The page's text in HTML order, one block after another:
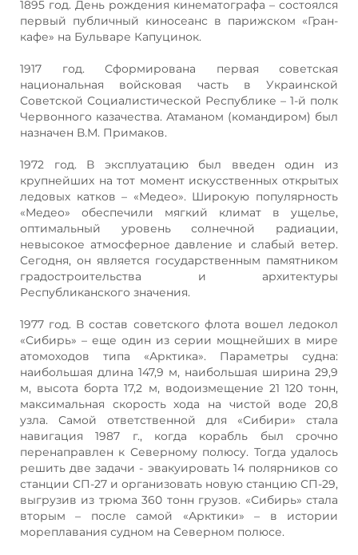
1895 год. День рождения кинематографа – состоялся
первый публичный киносеанс в парижском «Гран-
кафе» на Бульваре Капуцинок.
1917 год. Сформирована первая советская
национальная войсковая часть в Украинской
Советской Социалистической Республике – 1-й полк
Червонного казачества. Атаманом (командиром) был
назначен В.М. Примаков.
1972 год. В эксплуатацию был введен один из
крупнейших на тот момент искусственных открытых
ледовых катков – «Медео». Широкую популярность
«Медео» обеспечили мягкий климат в ущелье,
оптимальный уровень солнечной радиации,
невысокое атмосферное давление и слабый ветер.
Сегодня, он является государственным памятником
градостроительства и архитектуры
Республиканского значения.
1977 год. В состав советского флота вошел ледокол
«Сибирь» – еще один из серии мощнейших в мире
атомоходов типа «Арктика». Параметры судна:
наибольшая длина 147,9 м, наибольшая ширина 29,9
м, высота борта 17,2 м, водоизмещение 21 120 тонн,
максимальная скорость хода на чистой воде 20,8
узла. Самой ответственной для «Сибири» стала
навигация 1987 г., когда корабль был срочно
перенаправлен к Северному полюсу. Тогда удалось
решить две задачи - эвакуировать 14 полярников со
станции СП-27 и организовать новую станцию СП-29,
выгрузив из трюма 360 тонн грузов. «Сибирь» стала
вторым – после самой «Арктики» – в истории
мореплавания судном на Северном полюсе.